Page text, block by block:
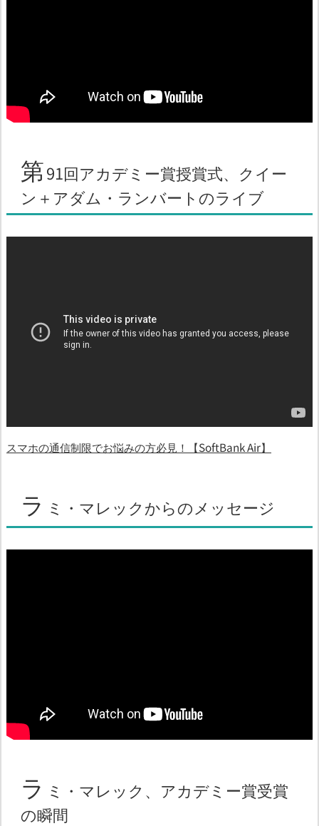
第91回アカデミー賞授賞式、クイー
ン＋アダム・ランバートのライブ
スマホの通信制限でお悩みの方必見！【SoftBank Air】
ラ ミ・マレックからのメッセージ
ラ ミ・マレック、アカデミー賞受賞
の瞬間